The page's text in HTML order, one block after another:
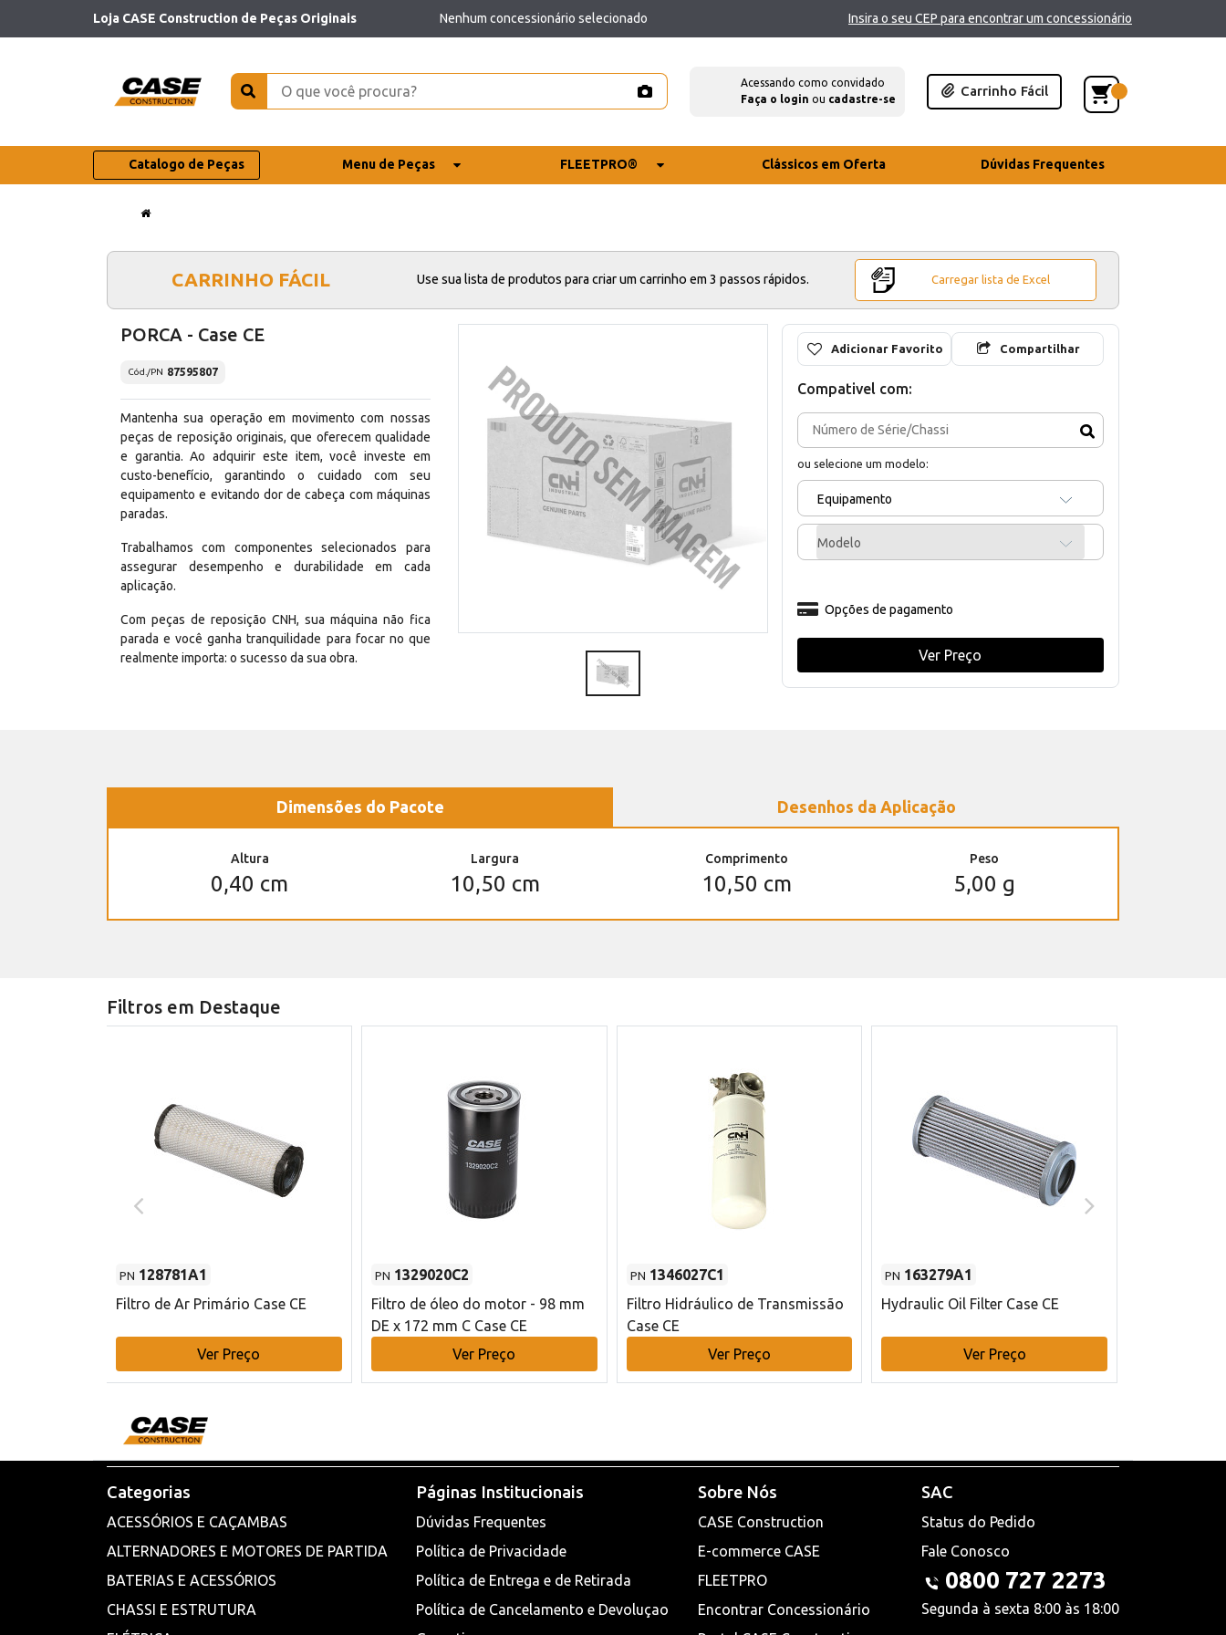
Loja CASE Construction de Peças Originais Nenhum concessionário selecionado Insira o seu CEP para encontrar um concessionário
Acessando como convidado
Faça o login ou cadastre-se
Carrinho Fácil
Catalogo de Peças Menu de Peças FLEETPRO® Clássicos em Oferta Dúvidas Frequentes
CARRINHO FÁCIL Use sua lista de produtos para criar um carrinho em 3 passos rápidos. Carregar lista de Excel
PORCA - Case CE
Cód./PN 87595807
Mantenha sua operação em movimento com nossas
peças de reposição originais, que oferecem qualidade
e garantia. Ao adquirir este item, você investe em
custo-benefício, garantindo o cuidado com seu
equipamento e evitando dor de cabeça com máquinas
paradas.
Trabalhamos com componentes selecionados para
assegurar desempenho e durabilidade em cada
aplicação.
Com peças de reposição CNH, sua máquina não fica
parada e você ganha tranquilidade para focar no que
realmente importa: o sucesso da sua obra.
Adicionar Favorito Compartilhar
Compativel com:
ou selecione um modelo:
Equipamento
Modelo
Opções de pagamento
Ver Preço
Dimensões do Pacote Desenhos da Aplicação
Altura
0,40 cm
Largura
10,50 cm
Comprimento
10,50 cm
Peso
5,00 g
Filtros em Destaque
PN 128781A1
Filtro de Ar Primário Case CE
Ver Preço
PN 1329020C2
Filtro de óleo do motor - 98 mm
DE x 172 mm C Case CE
Ver Preço
PN 1346027C1
Filtro Hidráulico de Transmissão
Case CE
Ver Preço
PN 163279A1
Hydraulic Oil Filter Case CE
Ver Preço
Categorias
ACESSÓRIOS E CAÇAMBAS
ALTERNADORES E MOTORES DE PARTIDA
BATERIAS E ACESSÓRIOS
CHASSI E ESTRUTURA
Páginas Institucionais
Dúvidas Frequentes
Política de Privacidade
Política de Entrega e de Retirada
Política de Cancelamento e Devoluçao
Sobre Nós
CASE Construction
E-commerce CASE
FLEETPRO
Encontrar Concessionário
SAC
Status do Pedido
Fale Conosco
0800 727 2273
Segunda à sexta 8:00 às 18:00